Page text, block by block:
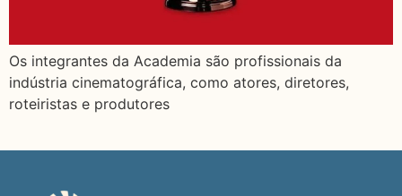
Os integrantes da Academia são profissionais da
indústria cinematográfica, como atores, diretores,
roteiristas e produtores